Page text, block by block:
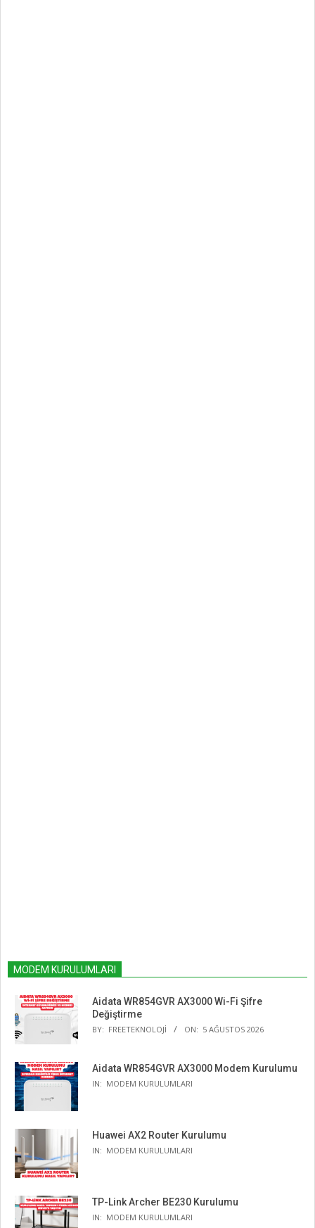
MODEM KURULUMLARI
Aidata WR854GVR AX3000 Wi-Fi Şifre
Değiştirme
BY: FREETEKNOLOJI ON: 5 AĞUSTOS 2026
Aidata WR854GVR AX3000 Modem Kurulumu
IN: MODEM KURULUMLARI
Huawei AX2 Router Kurulumu
IN: MODEM KURULUMLARI
TP-Link Archer BE230 Kurulumu
IN: MODEM KURULUMLARI